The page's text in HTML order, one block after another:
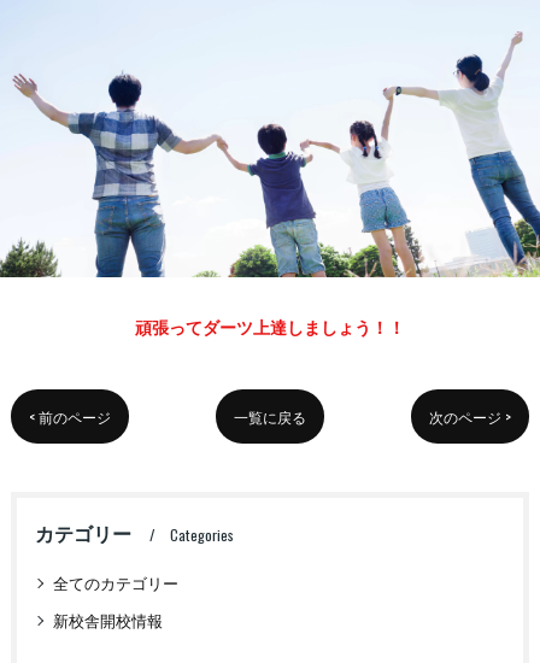
頑張ってダーツ上達しましょう！！
< 前のページ 一覧に戻る 次のページ >
カテゴリー Categories
全てのカテゴリー
新校舎開校情報